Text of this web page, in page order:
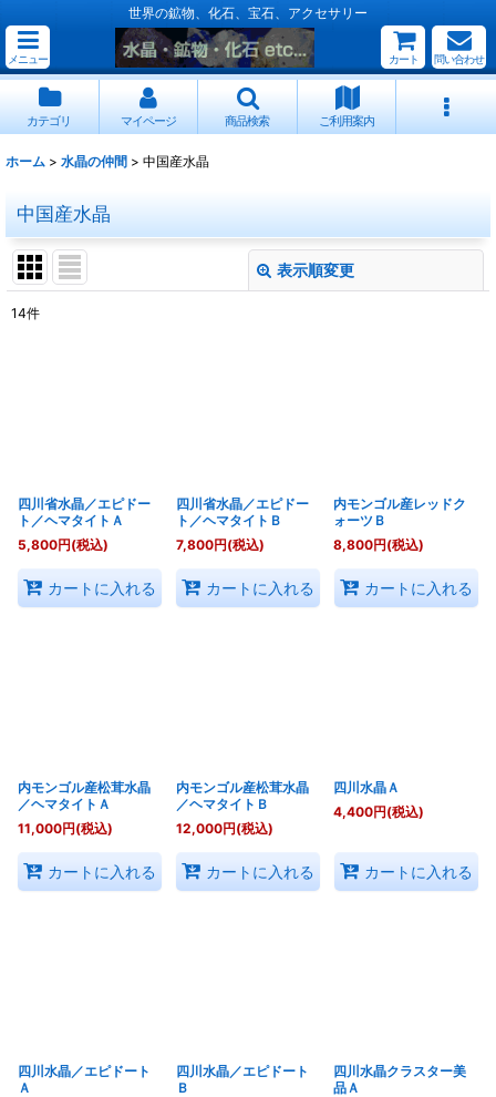
世界の鉱物、化石、宝石、アクセサリー
メニュー カート 問い合わせ
カテゴリ マイページ 商品検索 ご利用案内
ホーム > 水晶の仲間 > 中国産水晶
中国産水晶
表示順変更
14件
四川省水晶／エピドー
ト／ヘマタイトＡ
5,800円(税込)
カートに入れる
四川省水晶／エピドー
ト／ヘマタイトＢ
7,800円(税込)
カートに入れる
内モンゴル産レッドク
ォーツＢ
8,800円(税込)
カートに入れる
内モンゴル産松茸水晶
／ヘマタイトＡ
11,000円(税込)
カートに入れる
内モンゴル産松茸水晶
／ヘマタイトＢ
12,000円(税込)
カートに入れる
四川水晶Ａ
4,400円(税込)
カートに入れる
四川水晶／エピドート
Ａ
四川水晶／エピドート
Ｂ
四川水晶クラスター美
品Ａ